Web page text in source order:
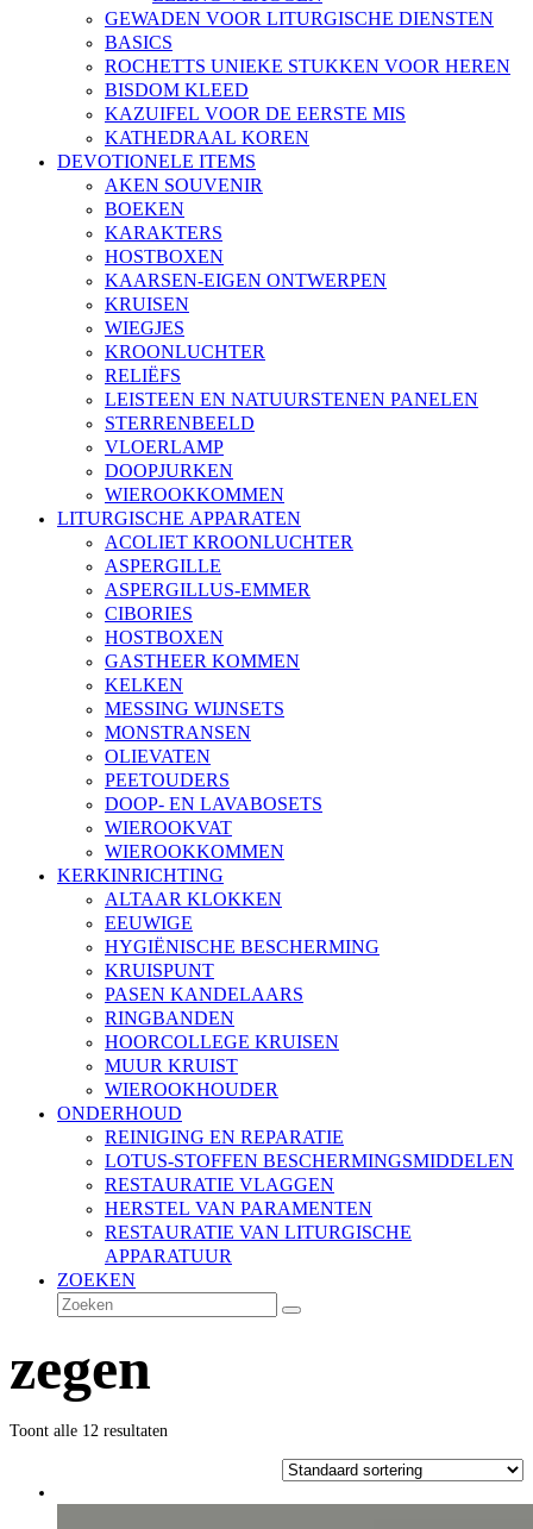
GEWADEN VOOR LITURGISCHE DIENSTEN
BASICS
ROCHETTS UNIEKE STUKKEN VOOR HEREN
BISDOM KLEED
KAZUIFEL VOOR DE EERSTE MIS
KATHEDRAAL KOREN
DEVOTIONELE ITEMS
AKEN SOUVENIR
BOEKEN
KARAKTERS
HOSTBOXEN
KAARSEN-EIGEN ONTWERPEN
KRUISEN
WIEGJES
KROONLUCHTER
RELIËFS
LEISTEEN EN NATUURSTENEN PANELEN
STERRENBEELD
VLOERLAMP
DOOPJURKEN
WIEROOKKOMMEN
LITURGISCHE APPARATEN
ACOLIET KROONLUCHTER
ASPERGILLE
ASPERGILLUS-EMMER
CIBORIES
HOSTBOXEN
GASTHEER KOMMEN
KELKEN
MESSING WIJNSETS
MONSTRANSEN
OLIEVATEN
PEETOUDERS
DOOP- EN LAVABOSETS
WIEROOKVAT
WIEROOKKOMMEN
KERKINRICHTING
ALTAAR KLOKKEN
EEUWIGE
HYGIËNISCHE BESCHERMING
KRUISPUNT
PASEN KANDELAARS
RINGBANDEN
HOORCOLLEGE KRUISEN
MUUR KRUIST
WIEROOKHOUDER
ONDERHOUD
REINIGING EN REPARATIE
LOTUS-STOFFEN BESCHERMINGSMIDDELEN
RESTAURATIE VLAGGEN
HERSTEL VAN PARAMENTEN
RESTAURATIE VAN LITURGISCHE
APPARATUUR
ZOEKEN
Zoeken
Verzenden
zegen
Toont alle 12 resultaten